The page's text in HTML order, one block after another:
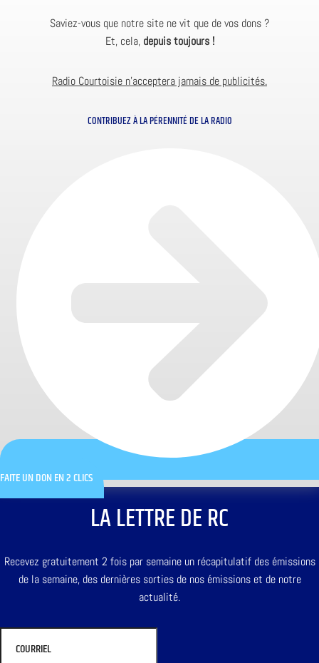
Saviez-vous que notre site ne vit que de vos dons ?
Et, cela, depuis toujours !
Radio Courtoisie n’acceptera jamais de publicités.
CONTRIBUEZ À LA PÉRENNITÉ DE LA RADIO
FAITE UN DON EN 2 CLICS
LA LETTRE DE RC
Recevez gratuitement 2 fois par semaine un récapitulatif des émissions
de la semaine, des dernières sorties de nos émissions et de notre
actualité.